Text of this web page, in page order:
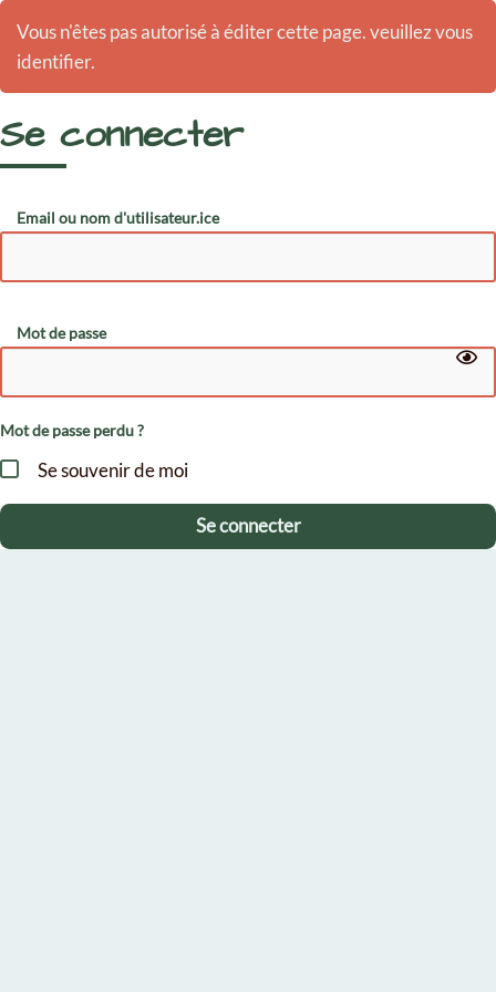
Vous n'êtes pas autorisé à éditer cette page. veuillez vous
identifier.
Se connecter
Email ou nom d'utilisateur.ice
Mot de passe
Mot de passe perdu ?
Se souvenir de moi
Se connecter